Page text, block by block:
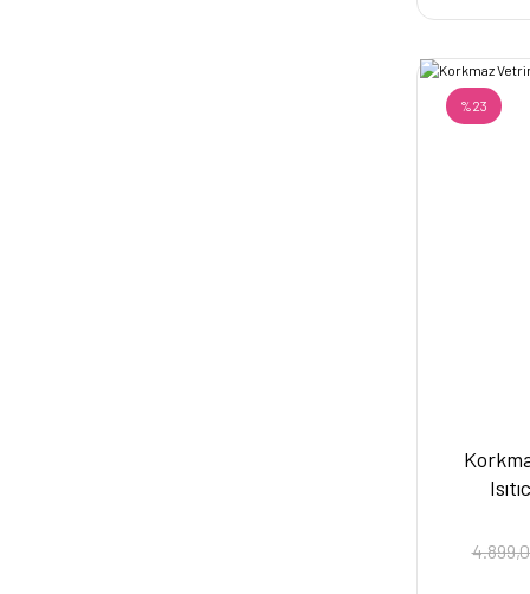
%23